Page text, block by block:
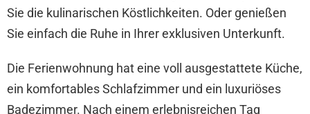
Sie die kulinarischen Köstlichkeiten. Oder genießen
Sie einfach die Ruhe in Ihrer exklusiven Unterkunft.
Die Ferienwohnung hat eine voll ausgestattete Küche,
ein komfortables Schlafzimmer und ein luxuriöses
Badezimmer. Nach einem erlebnisreichen Tag